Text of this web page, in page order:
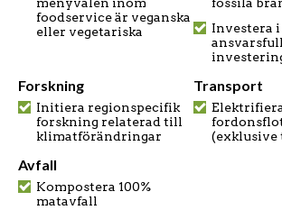
foodservice är veganska
eller vegetariska
Investera
Forskning
Initiera regionspecifik
forskning relaterad till
klimatförändringar
Transport
Elektrifiera
(exklusive
Avfall
Kompostera 100%
matavfall